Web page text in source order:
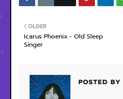
OLDER
Icarus Phoenix - Old Sleep
Singer
POSTED BY